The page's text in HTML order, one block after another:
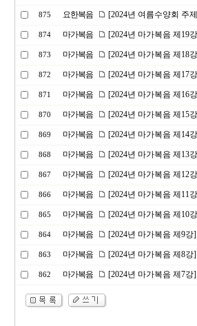
875 요한복음 [2024년 여름수양회 주
874 마가복음 [2024년 마가복음 제19
873 마가복음 [2024년 마가복음 제18
872 마가복음 [2024년 마가복음 제17
871 마가복음 [2024년 마가복음 제16
870 마가복음 [2024년 마가복음 제15
869 마가복음 [2024년 마가복음 제14
868 마가복음 [2024년 마가복음 제13
867 마가복음 [2024년 마가복음 제12
866 마가복음 [2024년 마가복음 제11
865 마가복음 [2024년 마가복음 제10
864 마가복음 [2024년 마가복음 제9
863 마가복음 [2024년 마가복음 제8
862 마가복음 [2024년 마가복음 제7